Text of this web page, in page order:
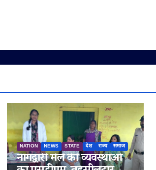
NATION NEWS STATE देश राज्य समाज
नागद्वारी मेले की व्यवस्थाओं